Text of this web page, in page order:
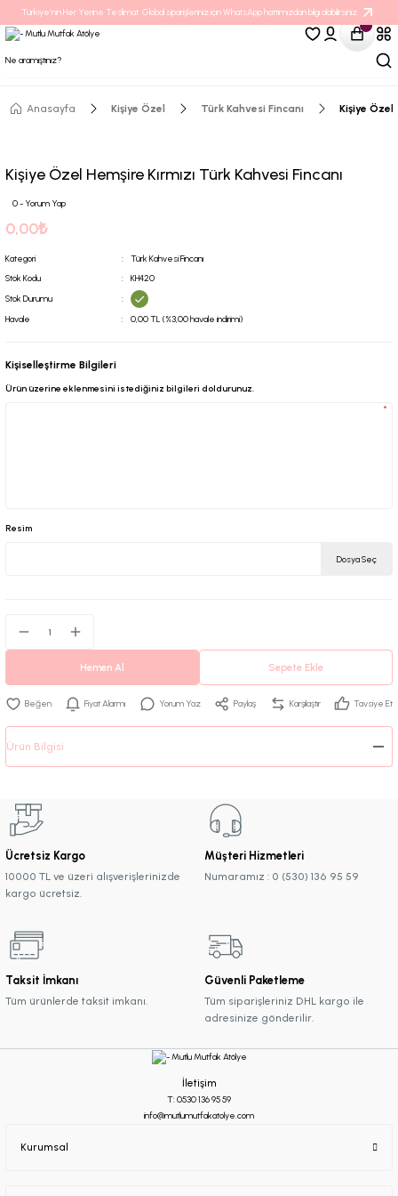
Türkiye’nin Her Yerine Teslimat. Global siparişleriniz için WhatsApp hattımızdan bilgi alabilirsiniz.
Anasayfa Kişiye Özel Türk Kahvesi Fincanı Kişiye Özel
Kişiye Özel Hemşire Kırmızı Türk Kahvesi Fincanı
0 - Yorum Yap
0,00₺
Kategori
Türk Kahvesi Fincanı
Stok Kodu
KH420
Stok Durumu
Havale
0,00 TL (%3,00 havale indirimi)
Kişiselleştirme Bilgileri
Ürün üzerine eklenmesini istediğiniz bilgileri doldurunuz.
*
Resim
Dosya Seç
Hemen Al Sepete Ekle
Fiyat Alarmı Yorum Yaz Paylaş Karşılaştır Tavsiye Et
Ürün Bilgisi
Ücretsiz Kargo
10000 TL ve üzeri alışverişlerinizde
kargo ücretsiz.
Müşteri Hizmetleri
Numaramız : 0 (530) 136 95 59
Taksit İmkanı
Tüm ürünlerde taksit imkanı.
Güvenli Paketleme
Tüm siparişleriniz DHL kargo ile
adresinize gönderilir.
İletişim
T: 0530 136 95 59
info@mutlumutfakatolye.com
Kurumsal